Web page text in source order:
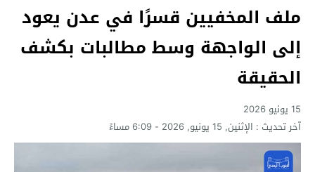
ملف المخفيين قسرًا في عدن يعود
إلى الواجهة وسط مطالبات بكشف
الحقيقة
15 يونيو 2026
آخر تحديث : الإثنين, 15 يونيو, 2026 - 6:09 مساءً